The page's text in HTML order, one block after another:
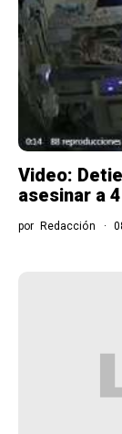
Video:
asesinar a
por Redacción